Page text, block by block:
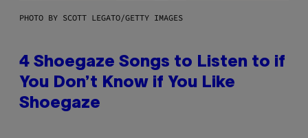
PHOTO BY SCOTT LEGATO/GETTY IMAGES
4 Shoegaze Songs to Listen to if
You Don’t Know if You Like
Shoegaze